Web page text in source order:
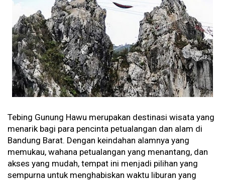
Tebing Gunung Hawu merupakan destinasi wisata yang
menarik bagi para pencinta petualangan dan alam di
Bandung Barat. Dengan keindahan alamnya yang
memukau, wahana petualangan yang menantang, dan
akses yang mudah, tempat ini menjadi pilihan yang
sempurna untuk menghabiskan waktu liburan yang